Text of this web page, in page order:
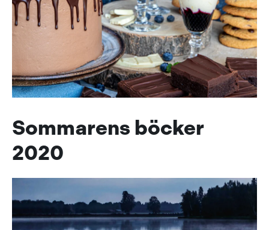
Sommarens böcker
2020